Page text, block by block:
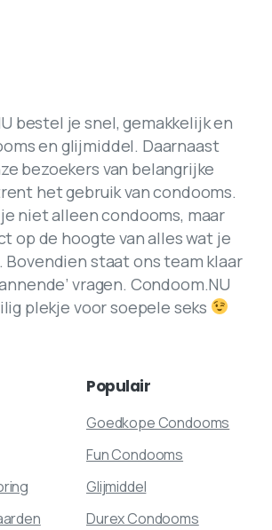
bestel je snel, gemakkelijk en
en glijmiddel. Daarnaast
bezoekers van belangrijke
het gebruik van condooms.
niet alleen condooms, maar
op de hoogte van alles wat je
staat ons team klaar
vragen. Condoom.NU
plekje voor soepele seks
Populair
Goedkope Condooms
Fun Condooms
Glijmiddel
Durex Condooms